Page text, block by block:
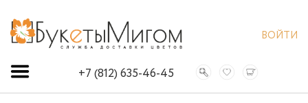
ВОЙТИ
+7 (812) 635-46-45